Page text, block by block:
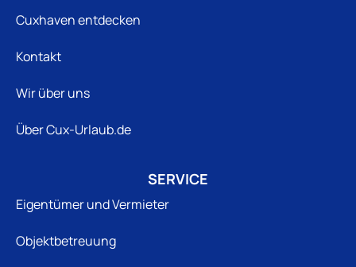
Cuxhaven entdecken
Kontakt
Wir über uns
Über Cux-Urlaub.de
SERVICE
Eigentümer und Vermieter
Objektbetreuung